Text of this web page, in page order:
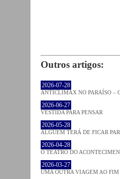
Outros artigos:
2026-07-28
ANTICLÍMAX NO PARAÍSO –
2026-06-27
VESTIDA PARA PENSAR
2026-05-28
ALGUÉM TERÁ DE FICAR
2026-04-28
O TEATRO DO
2026-03-27
UMA OUTRA VIAGEM AO FIM